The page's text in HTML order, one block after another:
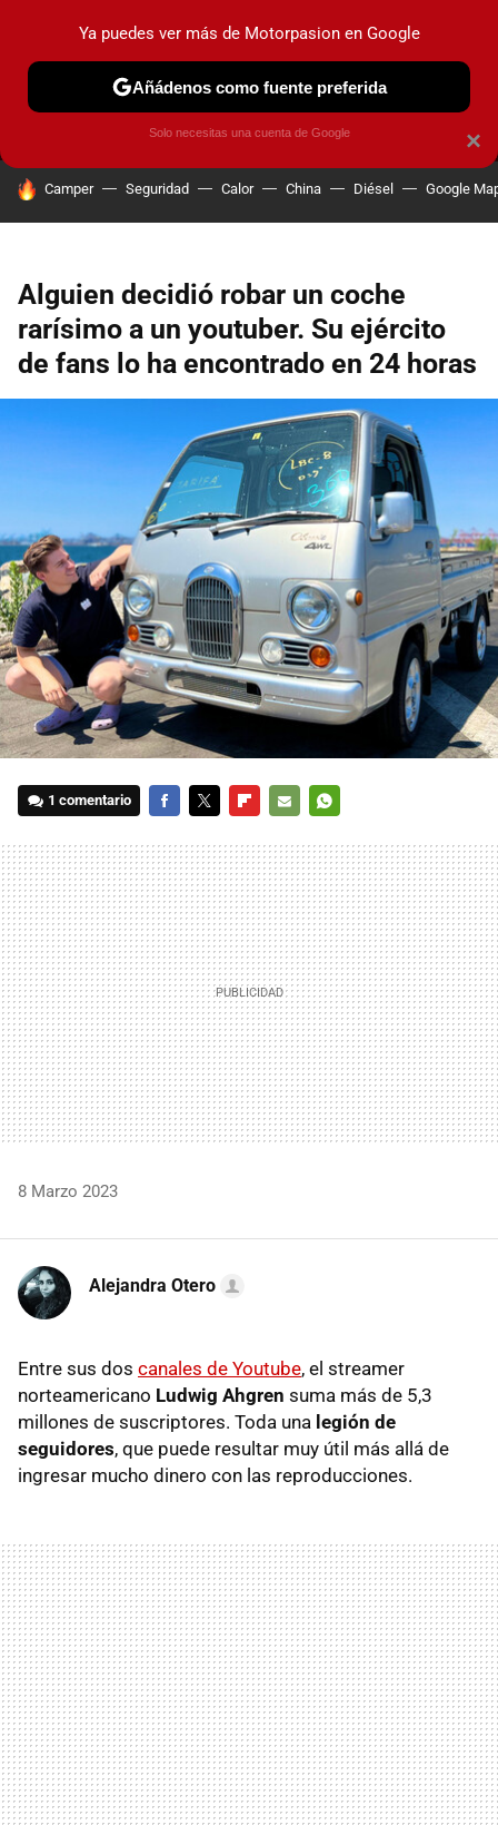
MENÚ NUEVO
COCHES ELÉCTRICOS OBSERVATORIO
HOY SE HABLA DE
Camper Seguridad Calor China Diésel Google
Alguien decidió robar un coche
rarísimo a un youtuber. Su ejército
de fans lo ha encontrado en 24 horas
1 comentario
MAIL
8 Marzo 2023
Alejandra Otero
Entre sus dos canales de Youtube, el streamer
norteamericano Ludwig Ahgren suma más de 5,3
millones de suscriptores. Toda una legión de
seguidores, que puede resultar muy útil más allá de
ingresar mucho dinero con las reproducciones.
×
Ya puedes ver más de Motorpasion en Google
Añádenos como fuente preferida
Solo necesitas una cuenta de Google